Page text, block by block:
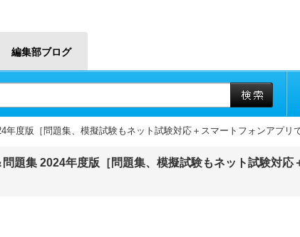
編集部ブログ
度版［問題集、模擬試験もネット試験対応＋スマートフォンアプリ
題集 2024年度版［問題集、模擬試験もネット試験対応